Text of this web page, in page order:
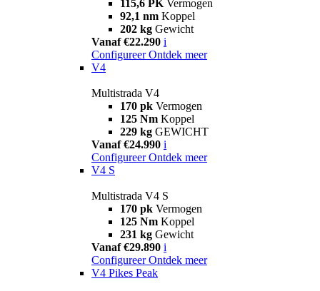
115,6 PK Vermogen
92,1 nm Koppel
202 kg Gewicht
Vanaf €22.290 i
Configureer Ontdek meer
V4
Multistrada V4
170 pk Vermogen
125 Nm Koppel
229 kg GEWICHT
Vanaf €24.990 i
Configureer Ontdek meer
V4 S
Multistrada V4 S
170 pk Vermogen
125 Nm Koppel
231 kg Gewicht
Vanaf €29.890 i
Configureer Ontdek meer
V4 Pikes Peak